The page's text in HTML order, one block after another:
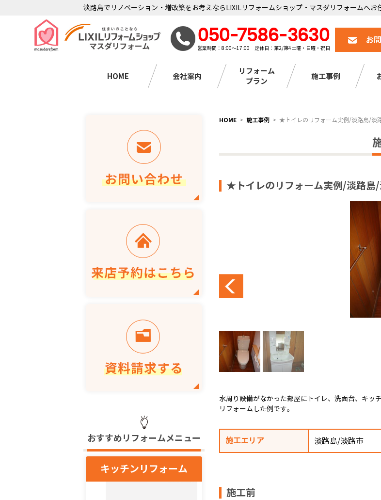
淡路島でリノベーション・増改築をお考えならLIXILリフォームショップ・マスダリフォームへお
050-7586-3630
営業時間：8:00～17:00 定休日：第2/第4土曜・日曜・祝日
お
HOME 会社案内
リフォーム
プラン
施工事例
HOME 施工事例 ★トイレのリフォーム実例/淡路島/淡
★トイレのリフォーム実例/淡路
水周り設備がなかった部屋にトイレ、洗面台、キッ
リフォームした例です。
施工エリア 淡路島/淡路市
施工前
おすすめリフォームメニュー
キッチンリフォーム